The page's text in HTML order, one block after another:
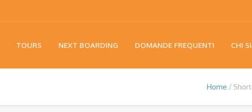
TOURS NEXT BOARDING DOMANDE FREQUENTI CHI
Home